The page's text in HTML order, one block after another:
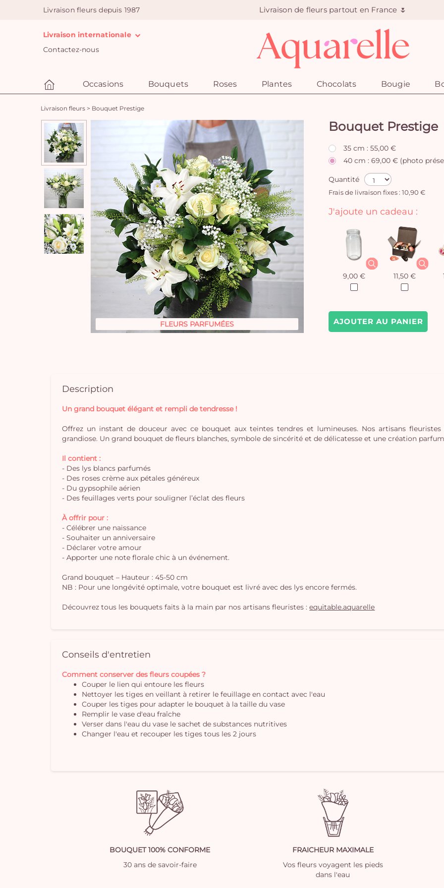
Livraison fleurs depuis 1987 Livraison de fleurs partout en France 🌷
Livraison internationale
Contactez-nous
Occasions Bouquets Roses Plantes Chocolats Bougie
Livraison fleurs > Bouquet Prestige
FLEURS PARFUMÉES
Bouquet Prestige
35 cm : 55,00 €
40 cm : 69,00 € (photo
Quantité
Frais de livraison fixes : 10,90 €
AJOUTER AU PANIER
J'ajoute un cadeau :
9,00 € 11,50 €
Description
Un grand bouquet élégant et rempli de tendresse !
Offrez un instant de douceur avec ce bouquet aux teintes tendres et lumineuses. Nos artisans
grandiose. Un grand bouquet de fleurs blanches, symbole de sincérité et de délicatesse et une création
Il contient :
- Des lys blancs parfumés
- Des roses crème aux pétales généreux
- Du gypsophile aérien
- Des feuillages verts pour souligner l’éclat des fleurs
À offrir pour :
- Célébrer une naissance
- Souhaiter un anniversaire
- Déclarer votre amour
- Apporter une note florale chic à un événement.
Grand bouquet – Hauteur : 45-50 cm
NB : Pour une longévité optimale, votre bouquet est livré avec des lys encore fermés.
Découvrez tous les bouquets faits à la main par nos artisans fleuristes :equitable.aquarelle
Conseils d'entretien
Comment conserver des fleurs coupées ?
Couper le lien qui entoure les fleurs
Nettoyer les tiges en veillant à retirer le feuillage en contact avec l'eau
Couper les tiges pour adapter le bouquet à la taille du vase
Remplir le vase d'eau fraîche
Verser dans l'eau du vase le sachet de substances nutritives
Changer l'eau et recouper les tiges tous les 2 jours
BOUQUET 100% CONFORME
30 ans de savoir-faire
FRAICHEUR MAXIMALE
Vos fleurs voyagent les pieds
dans l'eau